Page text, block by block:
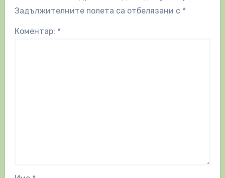
Задължителните полета са отбелязани с *
Коментар: *